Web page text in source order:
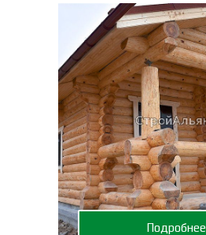
Подробнее